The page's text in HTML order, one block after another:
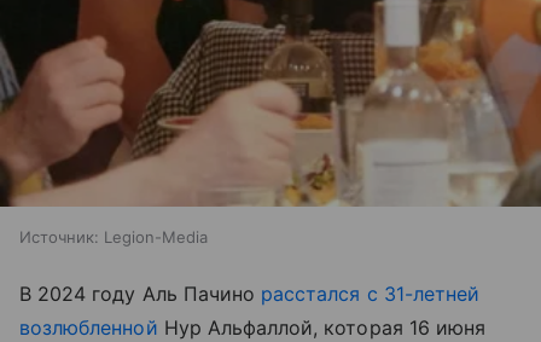
Источник: Legion-Media
В 2024 году Аль Пачино расстался с 31-летней
возлюбленной Нур Альфаллой, которая 16 июня